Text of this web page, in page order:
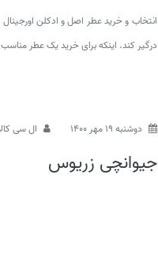
انتخاب و خرید عطر اصل و ادکلن
درگیر کند. اینکه برای خرید یک عطر
دوشنبه 19 مهر 1400 ال سی
جیوانچی زریوس